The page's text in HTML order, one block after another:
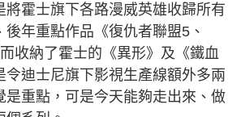
將霍士旗下各路漫威英雄收歸所有
年重點作品《復仇者聯盟5、
收納了霍士的《異形》及《鐵血
令迪士尼旗下影視生產線額外多兩
是重點，可是今天能夠走出來、做